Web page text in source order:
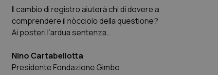
Provincia Autonoma di Bolzano
Provincia Autonoma di Trento
Puglia
Infezioni & Febbre
Ipertensione & Scompenso
Malattie rare
Il cambio di registro aiuterà chi di dovere a
comprendere il nòcciolo della questione?
Ai posteri l’ardua sentenza…
Nino Cartabellotta
Presidente Fondazione Gimbe